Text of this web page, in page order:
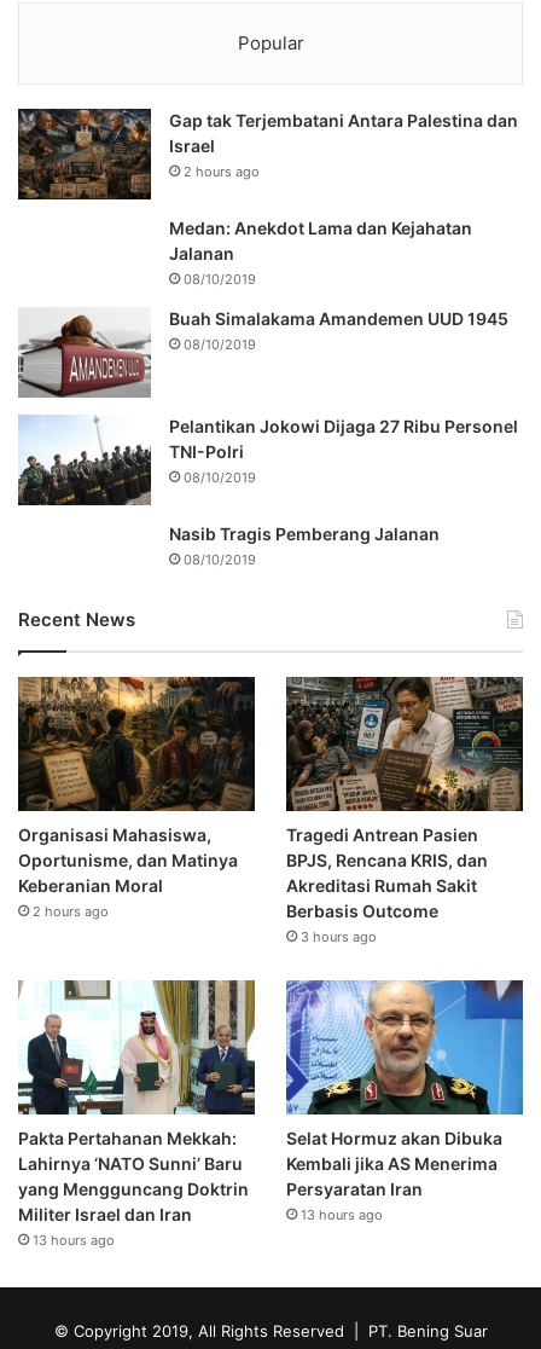
Popular
Gap tak Terjembatani Antara Palestina dan
Israel
2 hours ago
Medan: Anekdot Lama dan Kejahatan
Jalanan
08/10/2019
Buah Simalakama Amandemen UUD 1945
08/10/2019
Pelantikan Jokowi Dijaga 27 Ribu Personel
TNI-Polri
08/10/2019
Nasib Tragis Pemberang Jalanan
08/10/2019
Recent News
Organisasi Mahasiswa,
Oportunisme, dan Matinya
Keberanian Moral
2 hours ago
Tragedi Antrean Pasien
BPJS, Rencana KRIS, dan
Akreditasi Rumah Sakit
Berbasis Outcome
3 hours ago
Pakta Pertahanan Mekkah:
Lahirnya ‘NATO Sunni’ Baru
yang Mengguncang Doktrin
Militer Israel dan Iran
13 hours ago
Selat Hormuz akan Dibuka
Kembali jika AS Menerima
Persyaratan Iran
13 hours ago
© Copyright 2019, All Rights Reserved | PT. Bening Suar